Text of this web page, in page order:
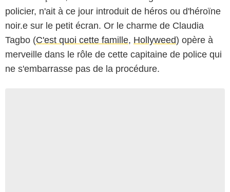
policier, n'ait à ce jour introduit de héros ou d'héroïne
noir.e sur le petit écran. Or le charme de Claudia
Tagbo (C'est quoi cette famille, Hollyweed) opère à
merveille dans le rôle de cette capitaine de police qui
ne s'embarrasse pas de la procédure.